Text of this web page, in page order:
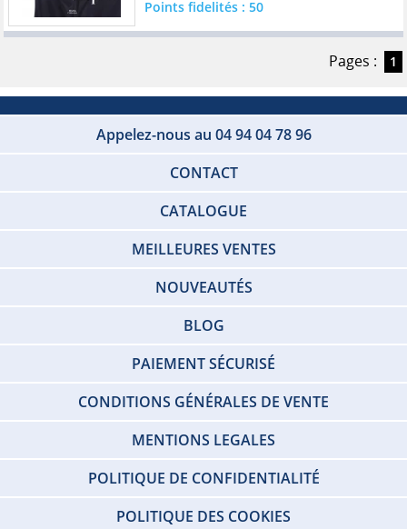
Points fidelités : 50
Pages : 1
Appelez-nous au 04 94 04 78 96
CONTACT
CATALOGUE
MEILLEURES VENTES
NOUVEAUTÉS
BLOG
PAIEMENT SÉCURISÉ
CONDITIONS GÉNÉRALES DE VENTE
MENTIONS LEGALES
POLITIQUE DE CONFIDENTIALITÉ
POLITIQUE DES COOKIES